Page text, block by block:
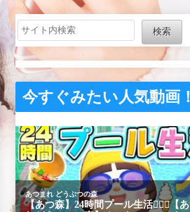
検索
今すぐみたい人気動画！